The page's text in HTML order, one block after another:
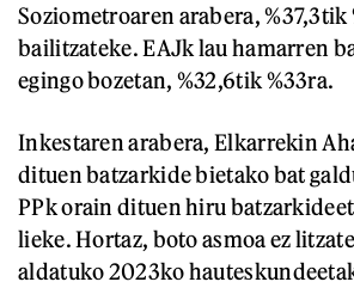
Soziometroaren arabera, %37,3tik
bailitzateke. EAJk lau hamarren
egingo bozetan, %32,6tik %33ra.
Inkestaren arabera, Elkarrekin
dituen batzarkide bietako bat
PPk orain dituen hiru
lieke. Hortaz, boto asmoa ez
aldatuko 2023ko